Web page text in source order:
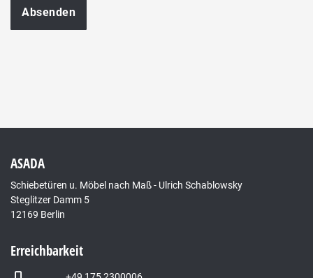
ASADA
Schiebetüren u. Möbel nach Maß - Ulrich Schablowsky
Steglitzer Damm 5
12169 Berlin
Erreichbarkeit